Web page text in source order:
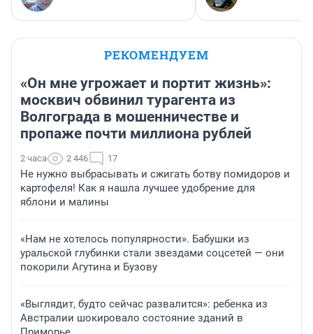
РЕКОМЕНДУЕМ
«Он мне угрожает и портит жизнь»:
москвич обвинил турагента из
Волгограда в мошенничестве и
пропаже почти миллиона рублей
2 часа 2 446 17
Не нужно выбрасывать и сжигать ботву помидоров и
картофеля! Как я нашла лучшее удобрение для
яблони и малины
«Нам не хотелось популярности». Бабушки из
уральской глубинки стали звездами соцсетей — они
покорили Агутина и Бузову
«Выглядит, будто сейчас развалится»: ребенка из
Австралии шокировало состояние зданий в